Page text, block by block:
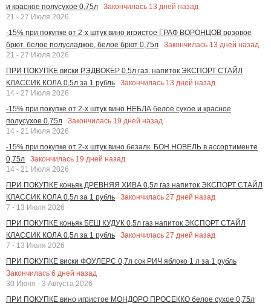
и красное полусухое 0,75л
Закончилась 13 дней назад
21 - 27 Июля 2026
-15% при покупке от 2-х штук вино игристое ГРАФ ВОРОНЦОВ розовое
брют. белое полусладкое, белое брют 0,75л
Закончилась 13 дней назад
21 - 27 Июля 2026
ПРИ ПОКУПКЕ виски РЭДВОКЕР 0,5л газ. напиток ЭКСПОРТ СТАЙЛ
КЛАССИК КОЛА 0,5л за 1 рубль
Закончилась 13 дней назад
14 - 27 Июля 2026
-15% при покупке от 2-х штук вино НЕБЛА белое сухое и красное
полусухое 0,75л
Закончилась 19 дней назад
14 - 21 Июля 2026
-15% при покупке от 2-х штук вино безалк. БОН НОВЕЛЬ в ассортименте
0,75л
Закончилась 19 дней назад
14 - 21 Июля 2026
ПРИ ПОКУПКЕ коньяк ДРЕВНЯЯ ХИВА 0,5л газ напиток ЭКСПОРТ СТАЙЛ
КЛАССИК КОЛА 0,5л за 1 рубль
Закончилась 27 дней назад
7 - 13 Июля 2026
ПРИ ПОКУПКЕ коньяк БЕШ КУДУК 0,5л газ напиток ЭКСПОРТ СТАЙЛ
КЛАССИК КОЛА 0,5л за 1 рубль
Закончилась 27 дней назад
7 - 13 Июля 2026
ПРИ ПОКУПКЕ виски ФОУЛЕРС 0,7л сок РИЧ яблоко 1 л за 1 рубль
Закончилась 6 дней назад
30 Июня - 3 Августа 2026
ПРИ ПОКУПКЕ вино игристое МОНДОРО ПРОСЕККО белое сухое 0,75л